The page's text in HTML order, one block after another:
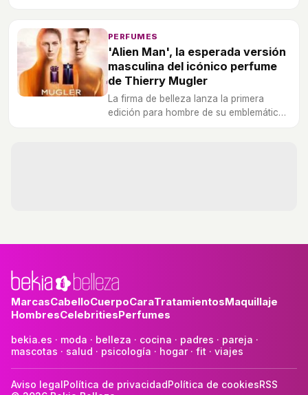
fragancia femenina.
PERFUMES
'Alien Man', la esperada versión
masculina del icónico perfume
de Thierry Mugler
La firma de belleza lanza la primera
edición para hombre de su emblemática
MarcasCabelloCuerpoCaraTratamientosMaquillaje
HombresCelebritiesPerfumes
bekia.es · moda · belleza · cocina · padres · pareja ·
mascotas · salud · psicología · hogar· fit · viajes
Aviso legalPolítica de privacidadPolítica de cookiesRSS